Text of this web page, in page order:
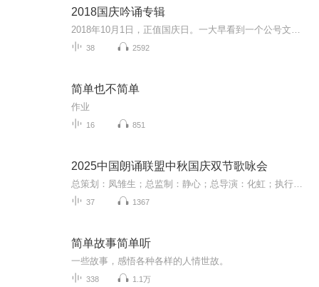
2018国庆吟诵专辑
38 2592
简单也不简单
作业
16 851
2025中国朗诵联盟中秋国庆双节歌咏会
37 1367
简单故事简单听
一些故事，感悟各种各样的人情世故。
338 1.1万